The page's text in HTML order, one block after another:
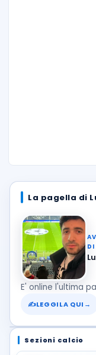
La pagella di
E' online l'ultima
✍LEGGILA QUI →
Sezioni calcio